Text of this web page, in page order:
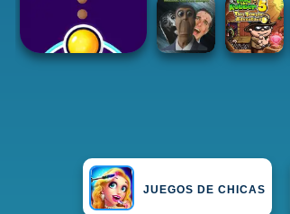
JUEGOS DE CHICAS